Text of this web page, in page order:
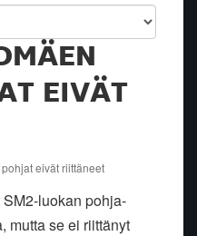
EIVÄT
eivät riittäneet
luokan pohja-
mutta se ei riittänyt